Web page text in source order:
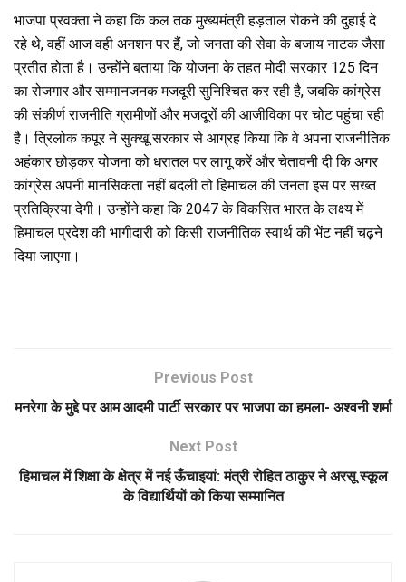
भाजपा प्रवक्ता ने कहा कि कल तक मुख्यमंत्री हड़ताल रोकने की दुहाई दे
रहे थे, वहीं आज वही अनशन पर हैं, जो जनता की सेवा के बजाय नाटक जैसा
प्रतीत होता है। उन्होंने बताया कि योजना के तहत मोदी सरकार 125 दिन
का रोजगार और सम्मानजनक मजदूरी सुनिश्चित कर रही है, जबकि कांग्रेस
की संकीर्ण राजनीति ग्रामीणों और मजदूरों की आजीविका पर चोट पहुंचा रही
है। त्रिलोक कपूर ने सुक्खू सरकार से आग्रह किया कि वे अपना राजनीतिक
अहंकार छोड़कर योजना को धरातल पर लागू करें और चेतावनी दी कि अगर
कांग्रेस अपनी मानसिकता नहीं बदली तो हिमाचल की जनता इस पर सख्त
प्रतिक्रिया देगी। उन्होंने कहा कि 2047 के विकसित भारत के लक्ष्य में
हिमाचल प्रदेश की भागीदारी को किसी राजनीतिक स्वार्थ की भेंट नहीं चढ़ने
दिया जाएगा।
Previous Post
मनरेगा के मुद्दे पर आम आदमी पार्टी सरकार पर भाजपा का हमला- अश्वनी शर्मा
Next Post
हिमाचल में शिक्षा के क्षेत्र में नई ऊँचाइयां: मंत्री रोहित ठाकुर ने अरसू स्कूल
के विद्यार्थियों को किया सम्मानित